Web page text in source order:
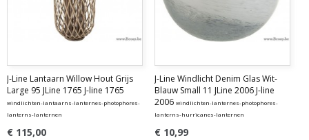
J-Line Lantaarn Willow Hout Grijs
Large 95 JLine 1765 J-line 1765
windlichten-lantaarns-lanternes-photophores-
lanterns-lanternen
€ 115,00
J-Line Windlicht Denim Glas Wit-
Blauw Small 11 JLine 2006 J-line
2006 windlichten-lanternes-photophores-
lanterns-hurricanes-lanternen
€ 10,99